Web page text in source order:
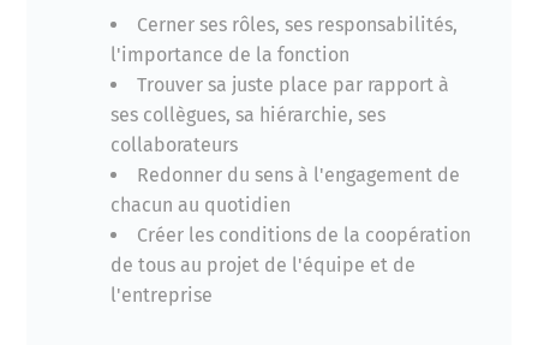
Cerner ses rôles, ses responsabilités,
l'importance de la fonction
Trouver sa juste place par rapport à
ses collègues, sa hiérarchie, ses
collaborateurs
Redonner du sens à l'engagement de
chacun au quotidien
Créer les conditions de la coopération
de tous au projet de l'équipe et de
l'entreprise